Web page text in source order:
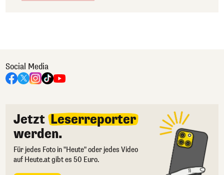
Social Media
Jetzt Leserreporter
werden.
Für jedes Foto in "Heute" oder jedes Video
auf Heute.at gibt es 50 Euro.